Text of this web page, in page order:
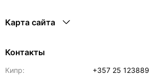
Карта сайта
Контакты
Кипр:
+357 25 123889